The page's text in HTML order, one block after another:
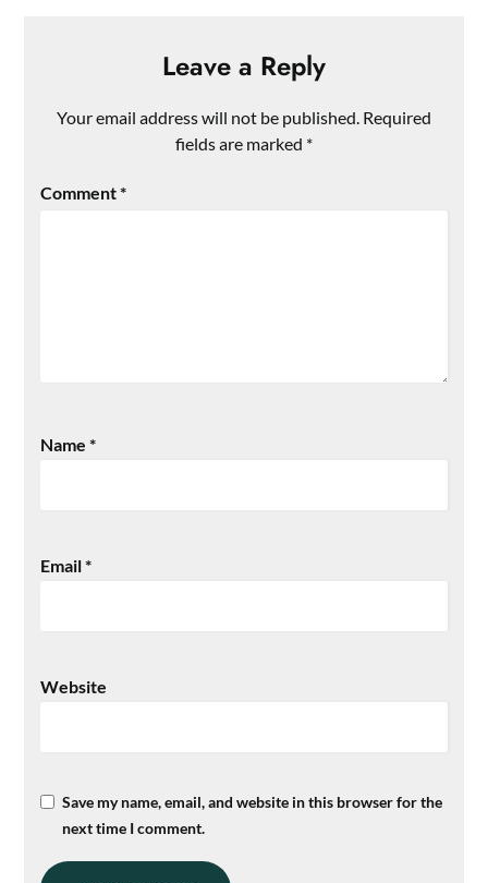
Leave a Reply
Your email address will not be published. Required
fields are marked *
Comment*
Name*
Email*
Website
Save my name, email, and website in this browser for the
next time I comment.